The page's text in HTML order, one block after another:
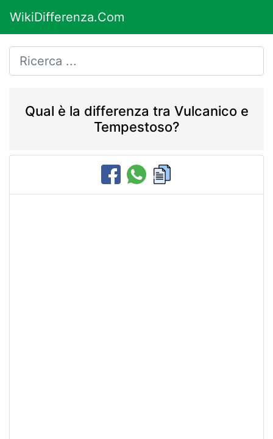
WikiDifferenza.Com
Qual è la differenza tra Vulcanico e
Tempestoso?